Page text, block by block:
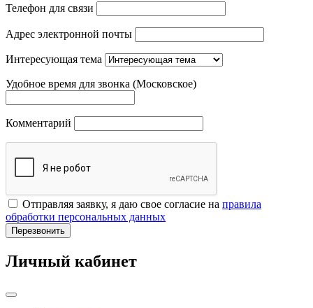
Телефон для связи
Адрес электронной почты
Интересующая тема
Удобное время для звонка (Московское)
Комментарий
Отправляя заявку, я даю свое согласие на правила
обработки персональных данных
Перезвонить
Личный кабинет